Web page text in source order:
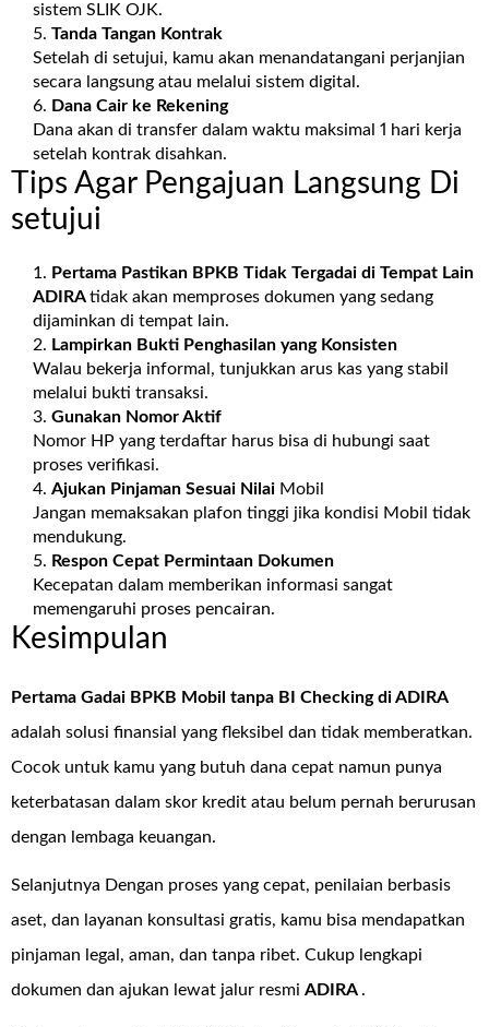
sistem SLIK OJK.
Tanda Tangan Kontrak
Setelah di setujui, kamu akan menandatangani perjanjian
secara langsung atau melalui sistem digital.
Dana Cair ke Rekening
Dana akan di transfer dalam waktu maksimal 1 hari kerja
setelah kontrak disahkan.
Tips Agar Pengajuan Langsung Di
setujui
Pertama Pastikan BPKB Tidak Tergadai di Tempat Lain
ADIRAtidak akan memproses dokumen yang sedang
dijaminkan di tempat lain.
Lampirkan Bukti Penghasilan yang Konsisten
Walau bekerja informal, tunjukkan arus kas yang stabil
melalui bukti transaksi.
Gunakan Nomor Aktif
Nomor HP yang terdaftar harus bisa di hubungi saat
proses verifikasi.
Ajukan Pinjaman Sesuai Nilai Mobil
Jangan memaksakan plafon tinggi jika kondisi Mobil tidak
mendukung.
Respon Cepat Permintaan Dokumen
Kecepatan dalam memberikan informasi sangat
memengaruhi proses pencairan.
Kesimpulan
Pertama Gadai BPKB Mobil tanpa BI Checking diADIRA
adalah solusi finansial yang fleksibel dan tidak memberatkan.
Cocok untuk kamu yang butuh dana cepat namun punya
keterbatasan dalam skor kredit atau belum pernah berurusan
dengan lembaga keuangan.
Selanjutnya Dengan proses yang cepat, penilaian berbasis
aset, dan layanan konsultasi gratis, kamu bisa mendapatkan
pinjaman legal, aman, dan tanpa ribet. Cukup lengkapi
dokumen dan ajukan lewat jalur resmi ADIRA .